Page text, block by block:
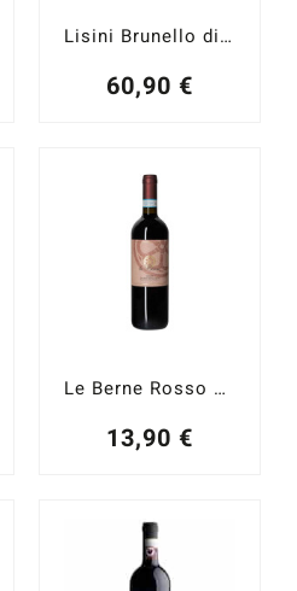
Lisini Brunello di Montalcino 2020
60,90 €
Le Berne Rosso di Montepulciano 2023
13,90 €